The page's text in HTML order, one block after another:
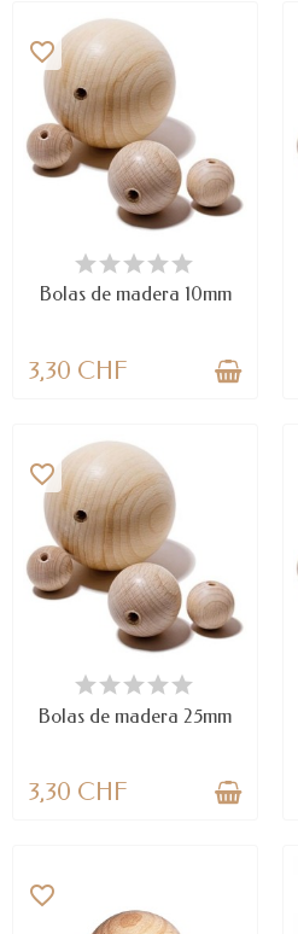
DISPONIBLE
favorite_border
Bolas de madera 10mm
3,30 CHF
DISPONIBLE
favorite_border
Bolas de madera 25mm
3,30 CHF
favorite_border